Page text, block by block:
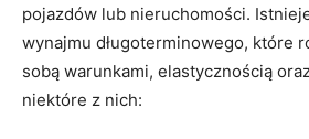
⁢pojazdów⁢ lub nieruchomości.
wynajmu długoterminowego, które
sobą warunkami, elastycznością⁤
niektóre z ⁤nich: